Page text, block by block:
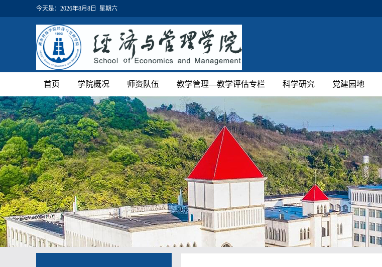
今天是： 2026年8月8日 星期六
首页 学院概况 师资队伍 教学管理—教学评估专栏 科学研究 党建园地